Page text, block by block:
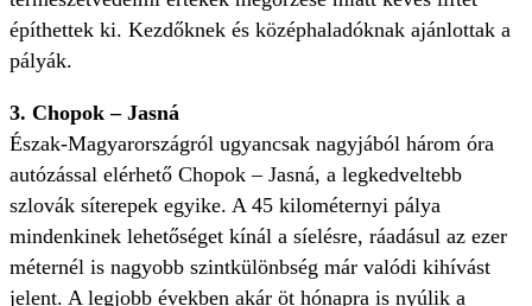
építhettek ki. Kezdőknek és középhaladóknak ajánlottak a
pályák.
3. Chopok – Jasná
Észak-Magyarországról ugyancsak nagyjából három óra
autózással elérhető Chopok – Jasná, a legkedveltebb
szlovák síterepek egyike. A 45 kilométernyi pálya
mindenkinek lehetőséget kínál a síelésre, ráadásul az ezer
méternél is nagyobb szintkülönbség már valódi kihívást
jelent. A legjobb években akár öt hónapra is nyúlik a